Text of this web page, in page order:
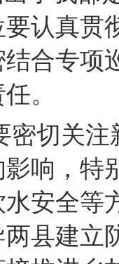
要认真贯
结合专项
任。
密切关注
响，特
安全等
县建立